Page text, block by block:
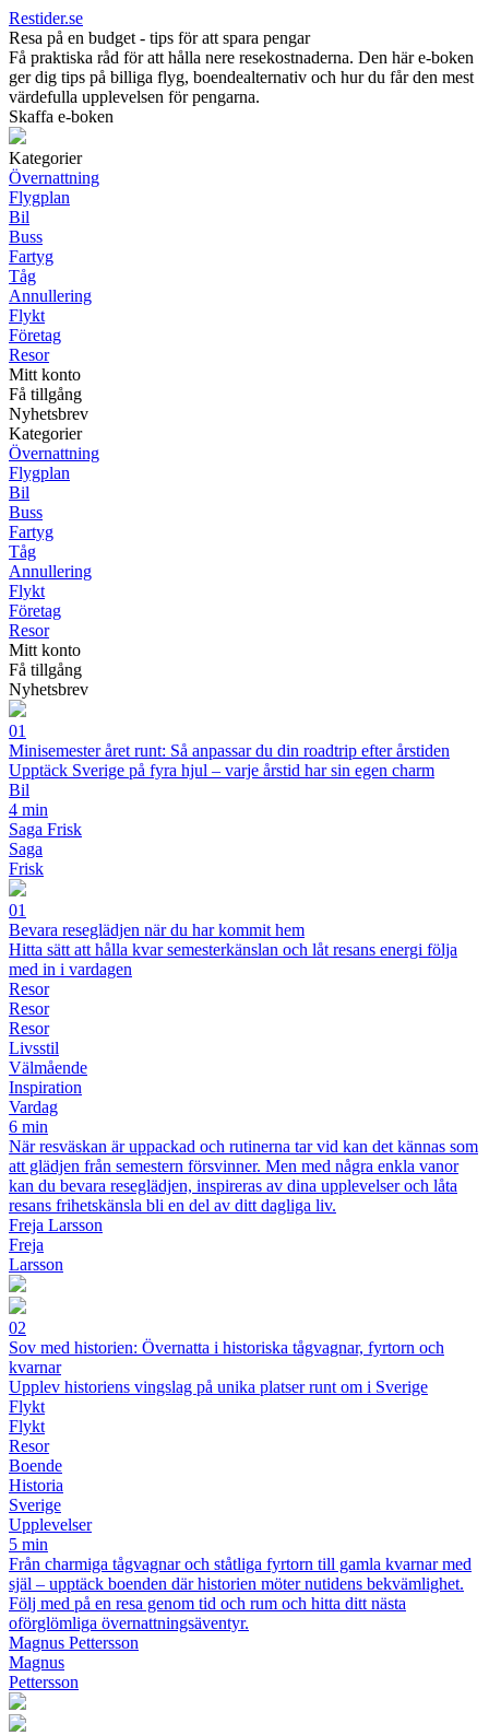
Restider.se
Resa på en budget - tips för att spara pengar
Få praktiska råd för att hålla nere resekostnaderna. Den här e-boken
ger dig tips på billiga flyg, boendealternativ och hur du får den mest
värdefulla upplevelsen för pengarna.
Skaffa e-boken
Kategorier
Övernattning
Flygplan
Bil
Buss
Fartyg
Tåg
Annullering
Flykt
Företag
Resor
Mitt konto
Få tillgång
Nyhetsbrev
Kategorier
Övernattning
Flygplan
Bil
Buss
Fartyg
Tåg
Annullering
Flykt
Företag
Resor
Mitt konto
Få tillgång
Nyhetsbrev
01
Minisemester året runt: Så anpassar du din roadtrip efter årstiden
Upptäck Sverige på fyra hjul – varje årstid har sin egen charm
Bil
4 min
Saga Frisk
Saga
Frisk
01
Bevara reseglädjen när du har kommit hem
Hitta sätt att hålla kvar semesterkänslan och låt resans energi följa
med in i vardagen
Resor
Resor
Resor
Livsstil
Välmående
Inspiration
Vardag
6 min
När resväskan är uppackad och rutinerna tar vid kan det kännas som
att glädjen från semestern försvinner. Men med några enkla vanor
kan du bevara reseglädjen, inspireras av dina upplevelser och låta
resans frihetskänsla bli en del av ditt dagliga liv.
Freja Larsson
Freja
Larsson
02
Sov med historien: Övernatta i historiska tågvagnar, fyrtorn och
kvarnar
Upplev historiens vingslag på unika platser runt om i Sverige
Flykt
Flykt
Resor
Boende
Historia
Sverige
Upplevelser
5 min
Från charmiga tågvagnar och ståtliga fyrtorn till gamla kvarnar med
själ – upptäck boenden där historien möter nutidens bekvämlighet.
Följ med på en resa genom tid och rum och hitta ditt nästa
oförglömliga övernattningsäventyr.
Magnus Pettersson
Magnus
Pettersson